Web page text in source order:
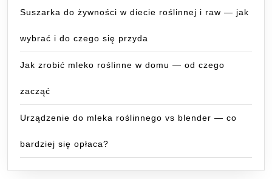
Suszarka do żywności w diecie roślinnej i raw — jak
wybrać i do czego się przyda
Jak zrobić mleko roślinne w domu — od czego
zacząć
Urządzenie do mleka roślinnego vs blender — co
bardziej się opłaca?